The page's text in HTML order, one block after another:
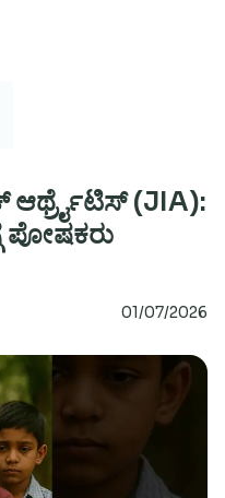
(JIA):
ಪೋಷಕರು
01/07/2026